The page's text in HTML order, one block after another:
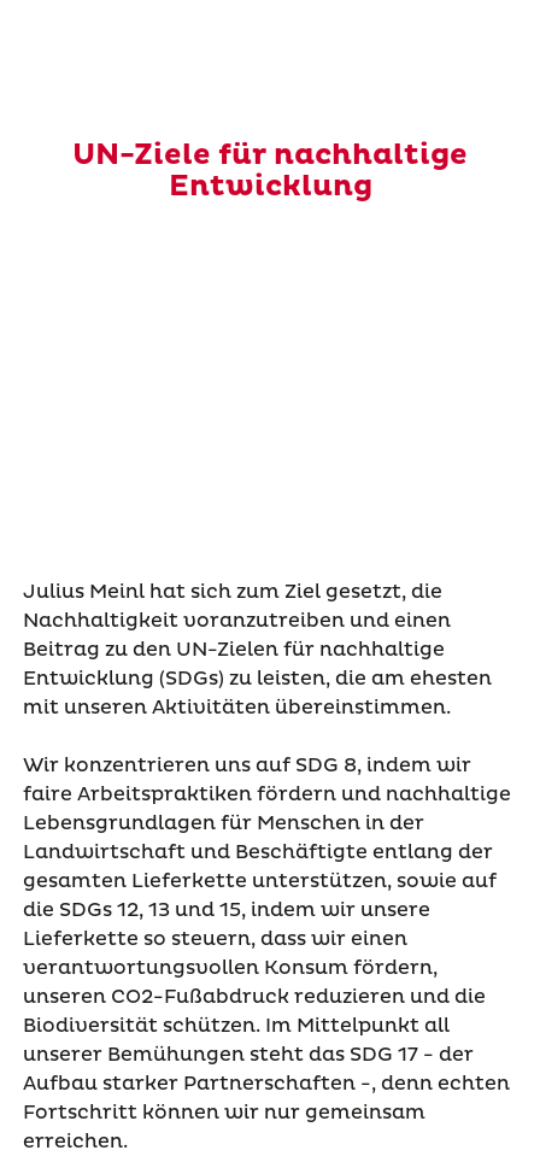
UN-Ziele für nachhaltige
Entwicklung
Julius Meinl hat sich zum Ziel gesetzt, die
Nachhaltigkeit voranzutreiben und einen
Beitrag zu den UN-Zielen für nachhaltige
Entwicklung (SDGs) zu leisten, die am ehesten
mit unseren Aktivitäten übereinstimmen.
Wir konzentrieren uns auf SDG 8, indem wir
faire Arbeitspraktiken fördern und nachhaltige
Lebensgrundlagen für Menschen in der
Landwirtschaft und Beschäftigte entlang der
gesamten Lieferkette unterstützen, sowie auf
die SDGs 12, 13 und 15, indem wir unsere
Lieferkette so steuern, dass wir einen
verantwortungsvollen Konsum fördern,
unseren CO2-Fußabdruck reduzieren und die
Biodiversität schützen. Im Mittelpunkt all
unserer Bemühungen steht das SDG 17 - der
Aufbau starker Partnerschaften -, denn echten
Fortschritt können wir nur gemeinsam
erreichen.